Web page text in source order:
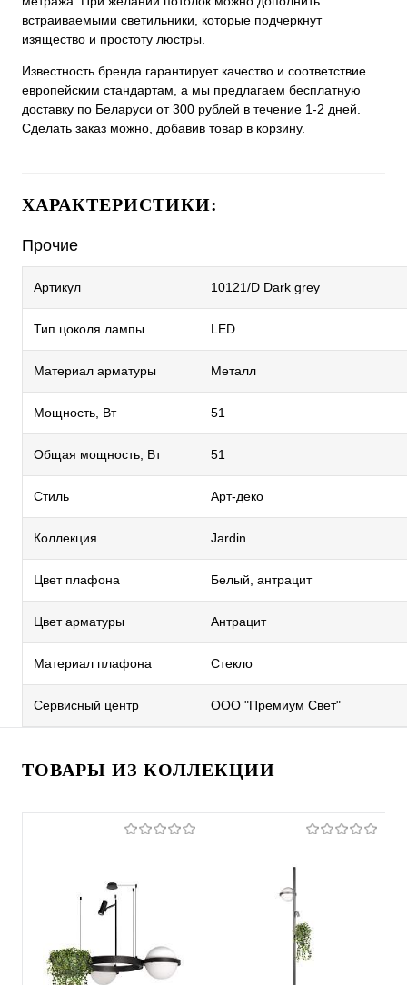
встраиваемыми светильники, которые подчеркнут
изящество и простоту люстры.
Известность бренда гарантирует качество и соответствие
европейским стандартам, а мы предлагаем бесплатную
доставку по Беларуси от 300 рублей в течение 1-2 дней.
Сделать заказ можно, добавив товар в корзину.
ХАРАКТЕРИСТИКИ:
Прочие
Артикул 10121/D Dark grey
Тип цоколя лампы LED
Материал арматуры Металл
Мощность, Вт 51
Общая мощность, Вт 51
Стиль Арт-деко
Коллекция Jardin
Цвет плафона Белый, антрацит
Цвет арматуры Антрацит
Материал плафона Стекло
Сервисный центр ООО "Премиум Свет"
ТОВАРЫ ИЗ КОЛЛЕКЦИИ